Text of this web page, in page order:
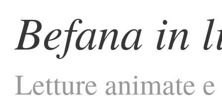
Befana in
Letture animate